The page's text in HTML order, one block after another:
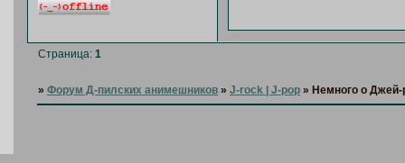
Страница:1
»Форум Д-пилских анимешников »J-rock | J-pop » Немного о Джей-